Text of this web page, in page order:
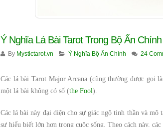
Ý Nghĩa Lá Bài Tarot Trong Bộ Ẩn Chính
By Mystictarot.vn Ý Nghĩa Bộ Ẩn Chính 24
Các lá bài Tarot Major Arcana (cũng thường được gọi
một lá bài không có số (the Fool).
Các lá bài này đại diện cho sự giác ngộ tinh thần và
sự hiểu biết lớn hơn trong cuộc sống. Theo cách này,